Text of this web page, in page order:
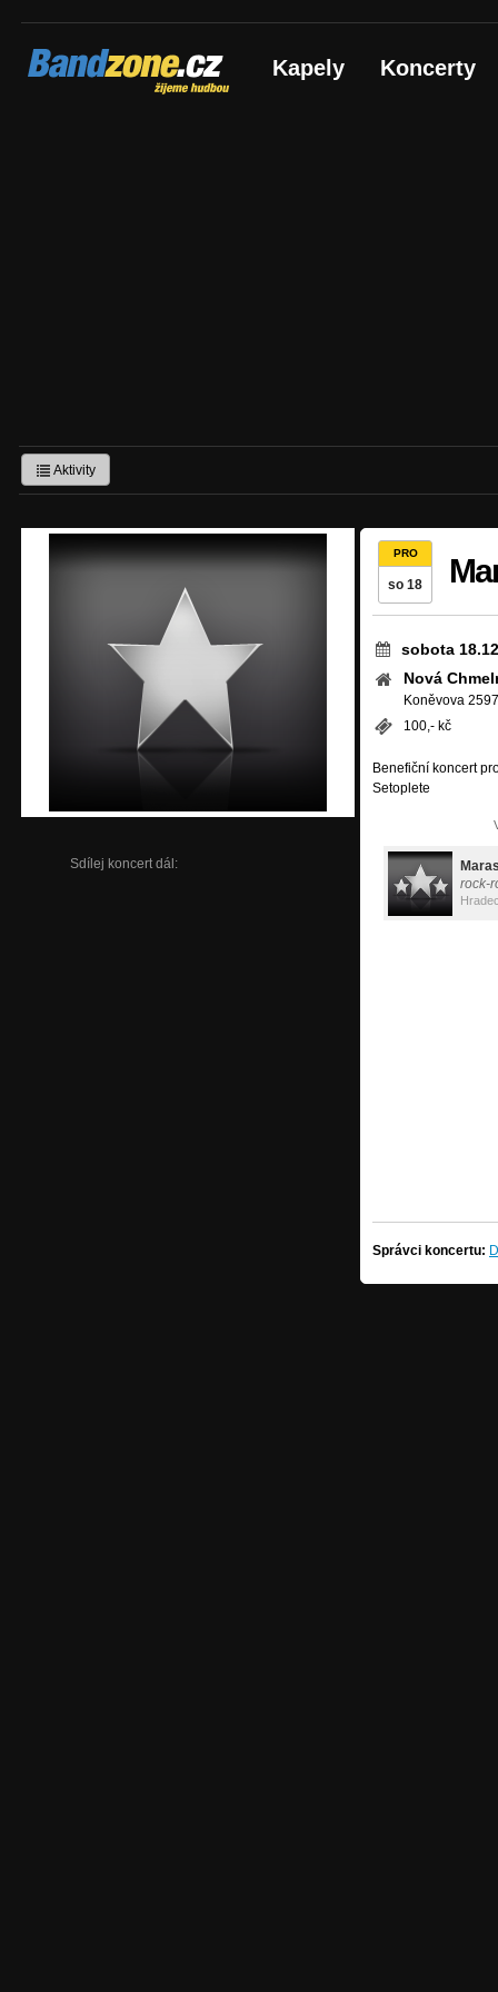
Bandzone.cz
žijeme hudbou Kapely Koncerty
Aktivity
Sdílej koncert dál:
PRO
so 18
sobota
Nová
Koněvova
100,- kč
Benefiční koncert
Setoplete
rock-
Správci koncertu: